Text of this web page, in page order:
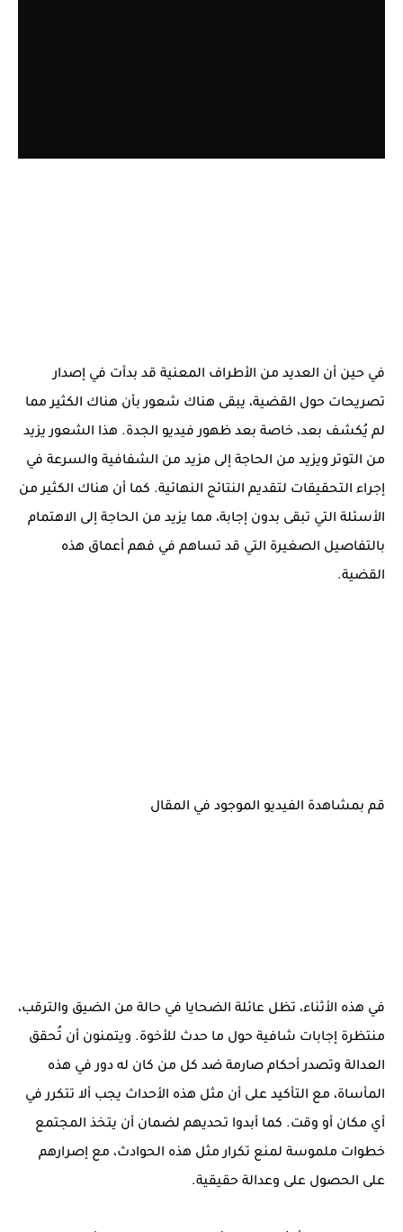
في حين أن العديد من الأطراف المعنية قد بدأت في إصدار
تصريحات حول القضية، يبقى هناك شعور بأن هناك الكثير مما
لم يُكشف بعد، خاصة بعد ظهور فيديو الجدة. هذا الشعور يزيد
من التوتر ويزيد من الحاجة إلى مزيد من الشفافية والسرعة في
إجراء التحقيقات لتقديم النتائج النهائية. كما أن هناك الكثير من
الأسئلة التي تبقى بدون إجابة، مما يزيد من الحاجة إلى الاهتمام
بالتفاصيل الصغيرة التي قد تساهم في فهم أعماق هذه
القضية.
قم بمشاهدة الفيديو الموجود في المقال
في هذه الأثناء، تظل عائلة الضحايا في حالة من الضيق والترقب،
منتظرة إجابات شافية حول ما حدث للأخوة. ويتمنون أن تُحقق
العدالة وتصدر أحكام صارمة ضد كل من كان له دور في هذه
المأساة، مع التأكيد على أن مثل هذه الأحداث يجب ألا تتكرر في
أي مكان أو وقت. كما أبدوا تحديهم لضمان أن يتخذ المجتمع
خطوات ملموسة لمنع تكرار مثل هذه الحوادث، مع إصرارهم
على الحصول على وعدالة حقيقية.